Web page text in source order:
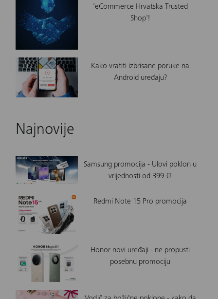
'eCommerce Hrvatska Trusted
Shop'!
Kako vratiti izbrisane poruke na
Android uređaju?
Najnovije
Samsung promocija - Ulovi poklon u
vrijednosti od 399 €!
Redmi Note 15 Pro promocija
Honor novi uređaji - ne propusti
posebnu promociju